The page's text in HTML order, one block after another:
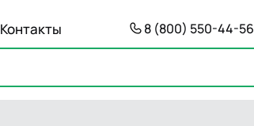
Контакты 8 (800) 550-44-56